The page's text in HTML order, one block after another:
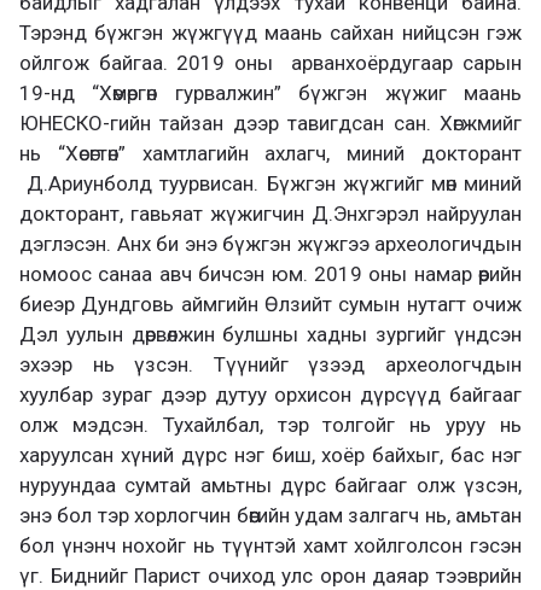
Тэрэнд бүжгэн жүжгүүд маань сайхан нийцсэн гэж
ойлгож байгаа. 2019 оны арванхоёрдугаар сарын
19-нд “Хөмөргөн гурвалжин” бүжгэн жүжиг маань
ЮНЕСКО-гийн тайзан дээр тавигдсан сан. Хөгжмийг
нь “Хөсөгтөн” хамтлагийн ахлагч, миний докторант
Д.Ариунболд туурвисан. Бүжгэн жүжгийг мөн миний
докторант, гавьяат жүжигчин Д.Энхгэрэл найруулан
дэглэсэн. Анх би энэ бүжгэн жүжгээ археологичдын
номоос санаа авч бичсэн юм. 2019 оны намар өөрийн
биеэр Дундговь аймгийн Өлзийт сумын нутагт очиж
Дэл уулын дөрвөлжин булшны хадны зургийг үндсэн
эхээр нь үзсэн. Түүнийг үзээд археологчдын
хуулбар зураг дээр дутуу орхисон дүрсүүд байгааг
олж мэдсэн. Тухайлбал, тэр толгойг нь уруу нь
харуулсан хүний дүрс нэг биш, хоёр байхыг, бас нэг
нуруундаа сумтай амьтны дүрс байгааг олж үзсэн,
энэ бол тэр хорлогчин бөөгийн удам залгагч нь, амьтан
бол үнэнч нохойг нь түүнтэй хамт хойлголсон гэсэн
үг. Биднийг Парист очиход улс орон даяар тээврийн